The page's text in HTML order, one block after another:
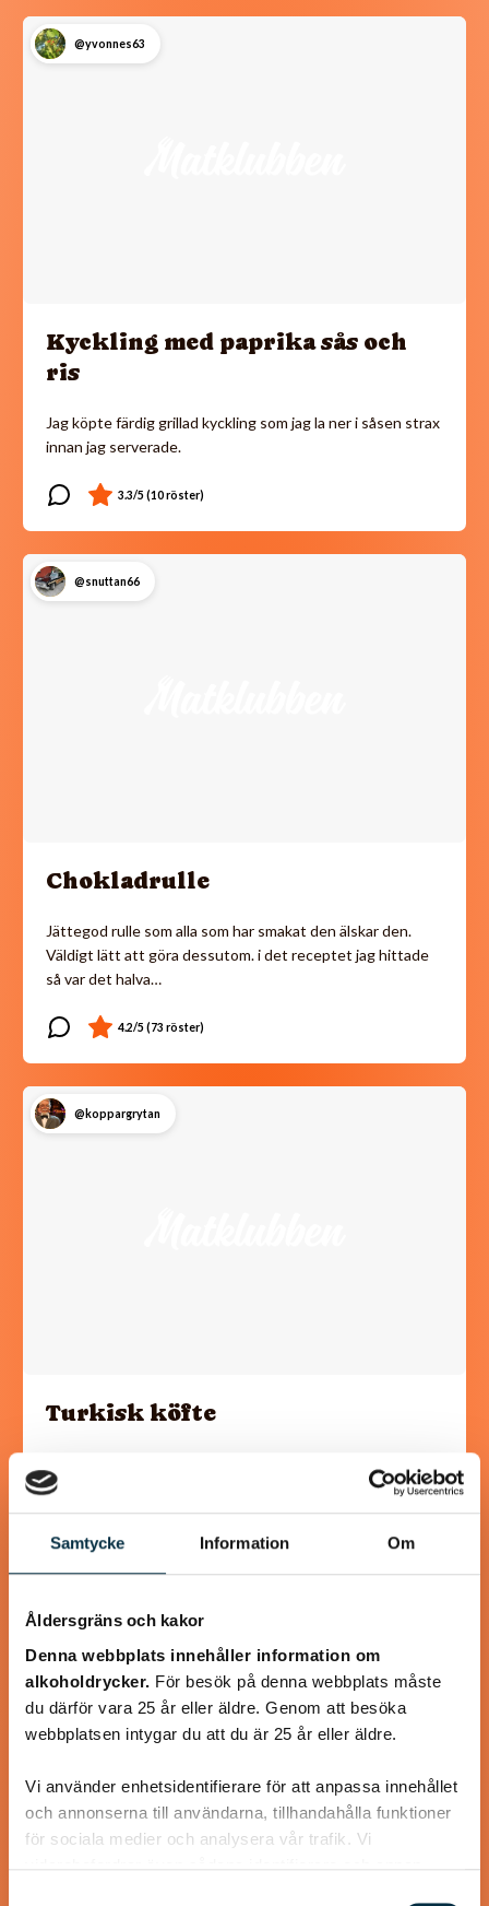
Samtycke Information Om
Åldersgräns och kakor
Denna webbplats innehåller information om
alkoholdrycker. För besök på denna webbplats måste
du därför vara 25 år eller äldre. Genom att besöka
webbplatsen intygar du att du är 25 år eller äldre.
Vi använder enhetsidentifierare för att anpassa innehållet
och annonserna till användarna, tillhandahålla funktioner
för sociala medier och analysera vår trafik. Vi
@yvonnes63
Kyckling med paprika sås och
ris
Jag köpte färdig grillad kyckling som jag la ner i såsen strax
innan jag serverade.
@snuttan66
Chokladrulle
Jättegod rulle som alla som har smakat den älskar den.
Väldigt lätt att göra dessutom. i det receptet jag hittade
så var det halva…
@koppargrytan
Turkisk köfte